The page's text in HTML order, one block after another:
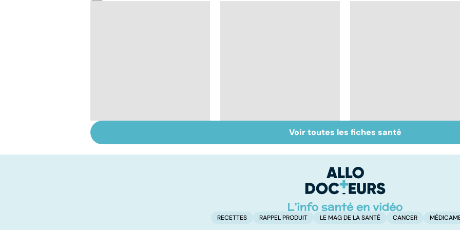
les papillomavirus
Cancer : la fatigue
avant tout
Comprendre la
chimiothérapie et
Voir toutes les fiches santé
RECETTES RAPPEL PRODUIT LE MAG DE LA SANTÉ CANCER